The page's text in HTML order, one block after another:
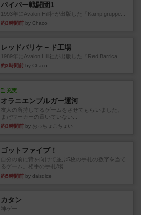
パイパー戦闘団1
1993年にAvalon Hill社が出版した『Kampfgruppe...
約3時間前 by Chaco
レッドバリケ－ド工場
1989年にAvalon Hill社が出版した『Red Barrica...
約3時間前 by Chaco
充実
オラニエンブルガー運河
友人の所持してるゲームをさせてもらいました。
まだワーカーの置いていない...
約3時間前 by おっちょこちょい
ゴットファイブ！
自分の前に背を向けて並ぶ5枚の手札の数字を当て
るゲーム。相手の手札/場...
約5時間前 by daisdice
カタン
神ゲー